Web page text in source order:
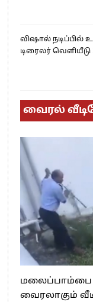
விஷால் நடிப்பில்
டிரைலர் வெளியீடு
வைரல்
மலைப்பாம்பை
வைரலாகும்